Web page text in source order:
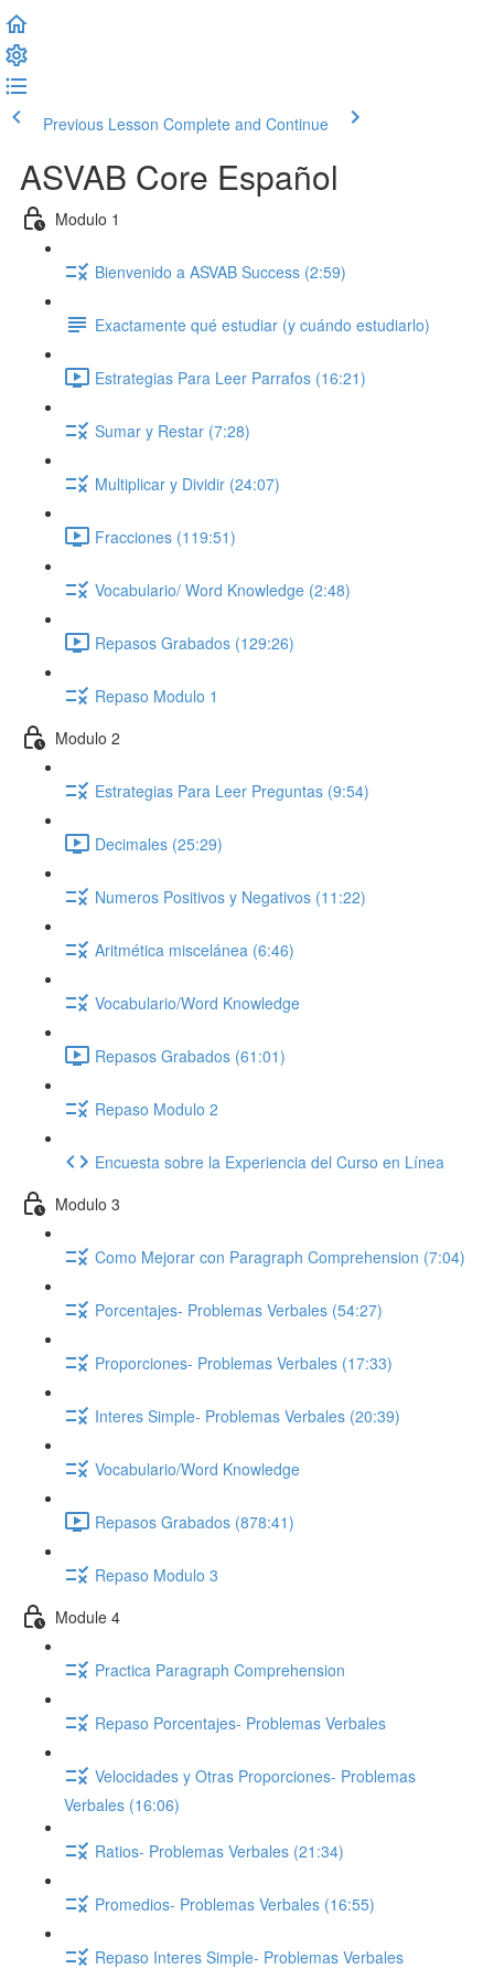
Previous Lesson Complete and Continue
ASVAB Core Español
Modulo 1
Bienvenido a ASVAB Success (2:59)
Exactamente qué estudiar (y cuándo estudiarlo)
Estrategias Para Leer Parrafos (16:21)
Sumar y Restar (7:28)
Multiplicar y Dividir (24:07)
Fracciones (119:51)
Vocabulario/ Word Knowledge (2:48)
Repasos Grabados (129:26)
Repaso Modulo 1
Modulo 2
Estrategias Para Leer Preguntas (9:54)
Decimales (25:29)
Numeros Positivos y Negativos (11:22)
Aritmética miscelánea (6:46)
Vocabulario/Word Knowledge
Repasos Grabados (61:01)
Repaso Modulo 2
Encuesta sobre la Experiencia del Curso en Línea
Modulo 3
Como Mejorar con Paragraph Comprehension (7:04)
Porcentajes- Problemas Verbales (54:27)
Proporciones- Problemas Verbales (17:33)
Interes Simple- Problemas Verbales (20:39)
Vocabulario/Word Knowledge
Repasos Grabados (878:41)
Repaso Modulo 3
Module 4
Practica Paragraph Comprehension
Repaso Porcentajes- Problemas Verbales
Velocidades y Otras Proporciones- Problemas
Verbales (16:06)
Ratios- Problemas Verbales (21:34)
Promedios- Problemas Verbales (16:55)
Repaso Interes Simple- Problemas Verbales